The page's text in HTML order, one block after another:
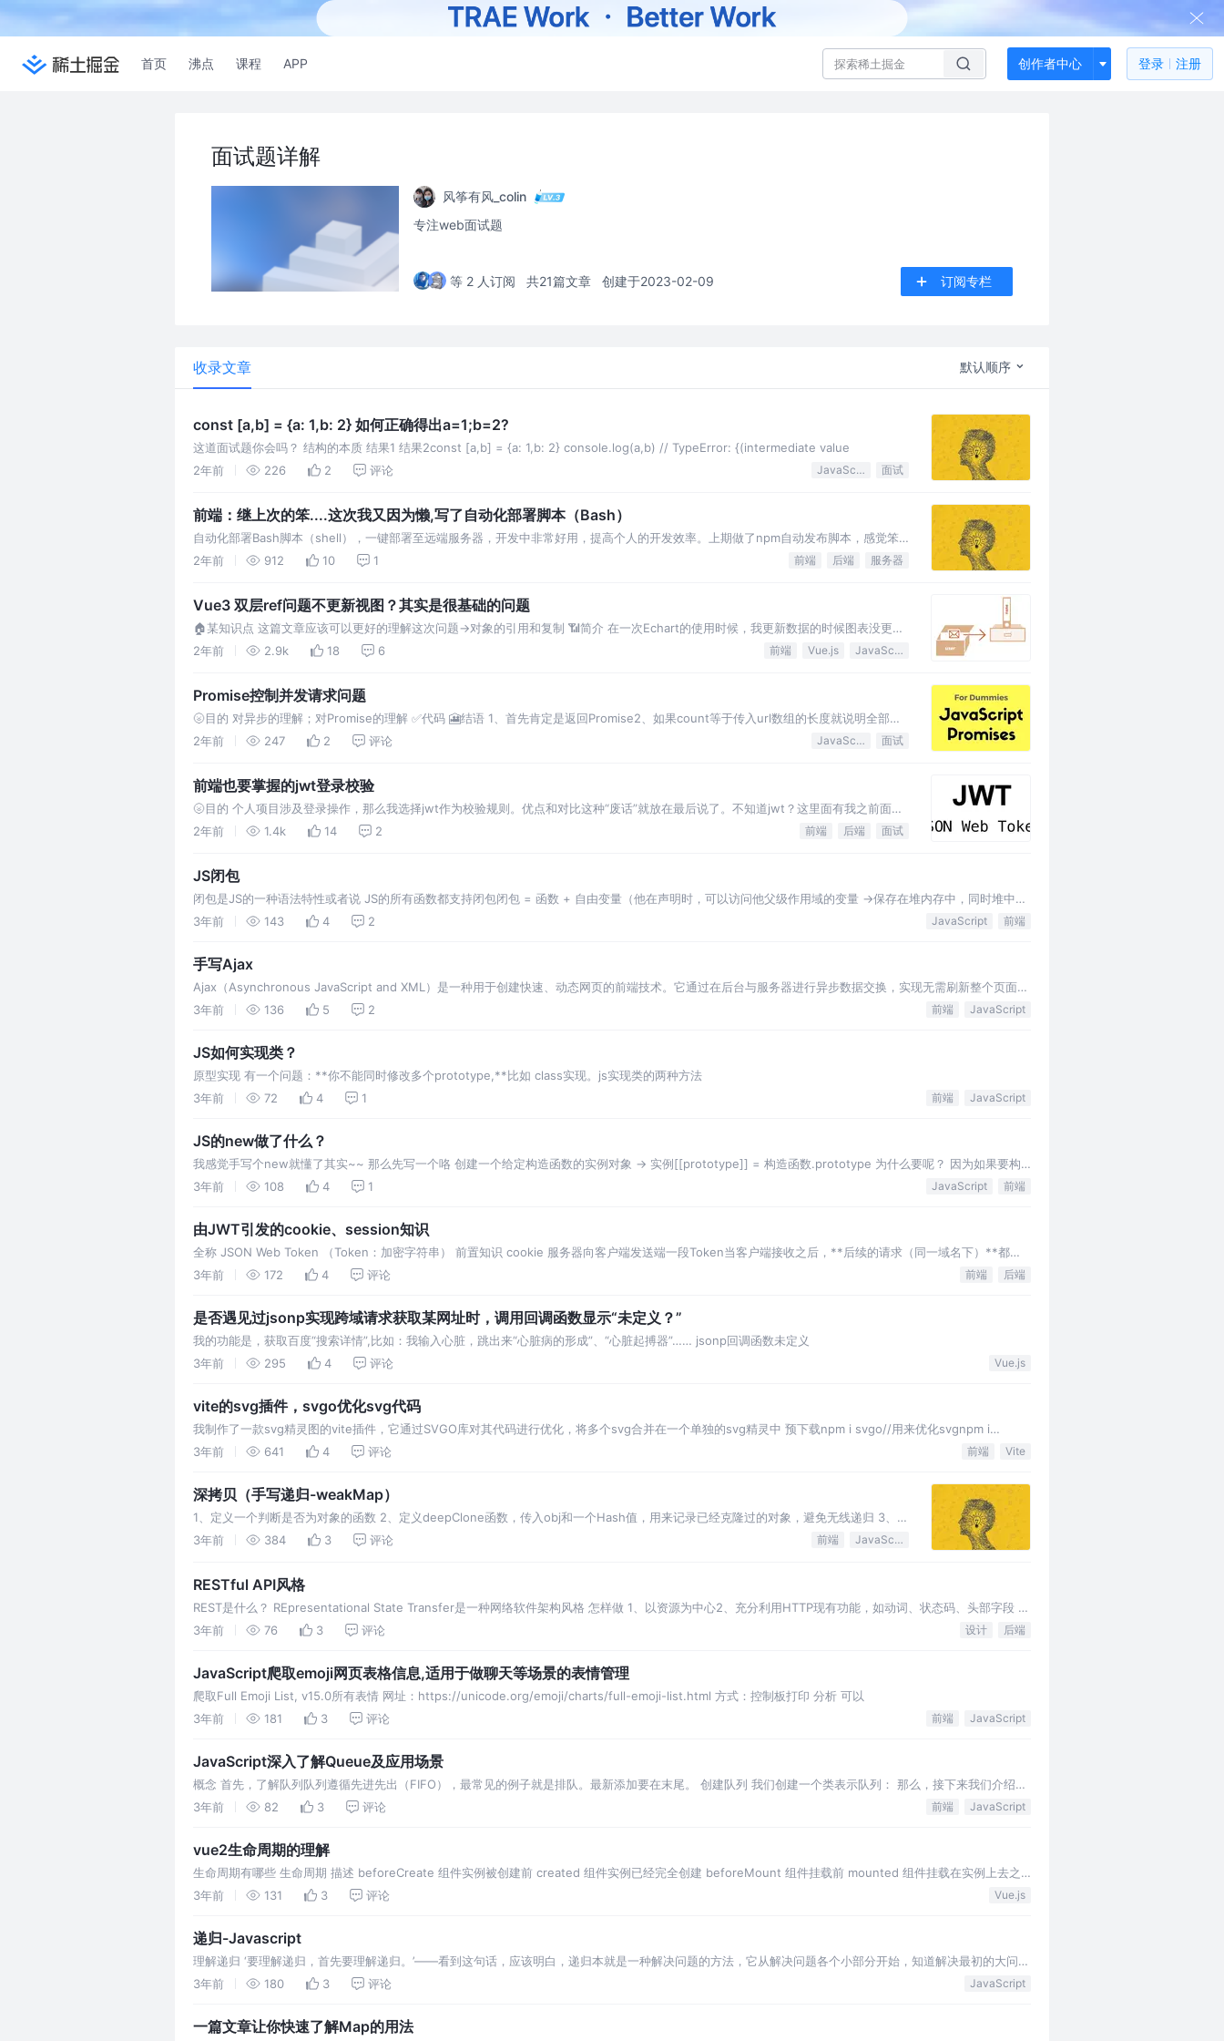
首页 沸点 课程 APP 创作者中心 登录 注册
面试题详解
风筝有风_colin
专注web面试题
等 2 人订阅 共21篇文章 创建于2023-02-09 订阅专栏
收录文章 默认顺序
const [a,b] = {a: 1,b: 2} 如何正确得出a=1;b=2?
这道面试题你会吗？ 结构的本质 结果1 结果2const [a,b] = {a: 1,b: 2} console.log(a,b) // TypeError: {(intermediate value
2年前
226 2 评论 JavaScript 面试
前端：继上次的笨....这次我又因为懒,写了自动化部署脚本（Bash）
自动化部署Bash脚本（shell），一键部署至远端服务器，开发中非常好用，提高个人的开发效率。上期做了npm自动发布脚本，感觉笨
笨哒...<br />近期又因为自己新开了一个项目，后端每写完一个接口
2年前 912 10 1 前端 后端 服务器
Vue3 双层ref问题不更新视图？其实是很基础的问题
🏠某知识点 这篇文章应该可以更好的理解这次问题->对象的引用和复制 📶简介 在一次Echart的使用时候，我更新数据的时候图表没更新
❓为什么说这个？ 简述 我在关键的数据里有一个引用外界数据的过程，
2年前 2.9k 18 6 前端 Vue.js JavaScript
Promise控制并发请求问题
🌝目的 对异步的理解；对Promise的理解 ✅代码 🎦结语 1、首先肯定是返回Promise2、如果count等于传入url数组的长度就说明全部执
行完，resolve抛出3、写一个请求函数reque
2年前 247 2 评论 JavaScript 面试
前端也要掌握的jwt登录校验
🌝目的 个人项目涉及登录操作，那么我选择jwt作为校验规则。优点和对比这种“废话”就放在最后说了。不知道jwt？这里面有我之前面试
前总结的一些知识。 ✅代码 环境：后端Express、前端任意框架都可
2年前 1.4k 14 2 前端 后端 面试
JS闭包
闭包是JS的一种语法特性或者说 JS的所有函数都支持闭包闭包 = 函数 + 自由变量（他在声明时，可以访问他父级作用域的变量 ->保存在堆内存中，同时堆中还
保留了对父级作用域的引用)当使用一个变量时，
3年前 143 4 2 JavaScript 前端
手写Ajax
Ajax（Asynchronous JavaScript and XML）是一种用于创建快速、动态网页的前端技术。它通过在后台与服务器进行异步数据交换，实现无需刷新整个页面的
局部更新。Ajax 使用
3年前 136 5 2 前端 JavaScript
JS如何实现类？
原型实现 有一个问题：**你不能同时修改多个prototype,**比如 class实现。js实现类的两种方法
3年前
72 4 1 前端 JavaScript
JS的new做了什么？
我感觉手写个new就懂了其实~~ 那么先写一个咯 创建一个给定构造函数的实例对象 -> 实例[[prototype]] = 构造函数.prototype 为什么要呢？ 因为如果要构
造很多实例，那么实例
3年前 108 4 1 JavaScript 前端
由JWT引发的cookie、session知识
全称 JSON Web Token （Token：加密字符串） 前置知识 cookie 服务器向客户端发送端一段Token当客户端接收之后，**后续的请求（同一域名下）**都要
带上这一段cookie：
3年前 172 4 评论 前端 后端
是否遇见过jsonp实现跨域请求获取某网址时，调用回调函数显示“未定义？”
我的功能是，获取百度“搜索详情”,比如：我输入心脏，跳出来“心脏病的形成”、“心脏起搏器”…… jsonp回调函数未定义
3年前
295 4 评论 Vue.js
vite的svg插件，svgo优化svg代码
我制作了一款svg精灵图的vite插件，它通过SVGO库对其代码进行优化，将多个svg合并在一个单独的svg精灵中 预下载npm i svgo//用来优化svgnpm i
svgstore//用来制作
3年前 641 4 评论 前端 Vite
深拷贝（手写递归-weakMap）
1、定义一个判断是否为对象的函数 2、定义deepClone函数，传入obj和一个Hash值，用来记录已经克隆过的对象，避免无线递归 3、如
果对象已经存在Hash表，则直接返回Hash表中该对象的克隆
3年前 384 3 评论 前端 JavaScript
RESTful API风格
REST是什么？ REpresentational State Transfer是一种网络软件架构风格 怎样做 1、以资源为中心2、充分利用HTTP现有功能，如动词、状态码、头部字段 举
例 例1： 请
3年前 76 3 评论 设计 后端
JavaScript爬取emoji网页表格信息,适用于做聊天等场景的表情管理
爬取Full Emoji List, v15.0所有表情 网址：https://unicode.org/emoji/charts/full-emoji-list.html 方式：控制板打印 分析 可以
3年前
181 3 评论 前端 JavaScript
JavaScript深入了解Queue及应用场景
概念 首先，了解队列队列遵循先进先出（FIFO），最常见的例子就是排队。最新添加要在末尾。 创建队列 我们创建一个类表示队列： 那么，接下来我们介绍一
下队列可用的方法： enqueue() 向队列末尾
3年前 82 3 评论 前端 JavaScript
vue2生命周期的理解
生命周期有哪些 生命周期 描述 beforeCreate 组件实例被创建前 created 组件实例已经完全创建 beforeMount 组件挂载前 mounted 组件挂载在实例上去之
后 befor
3年前 131 3 评论 Vue.js
递归-Javascript
理解递归 ‘要理解递归，首先要理解递归。’——看到这句话，应该明白，递归本就是一种解决问题的方法，它从解决问题各个小部分开始，知道解决最初的大问
题。常用与自身函数的调用。例如 这样的直接调用自身的方法
3年前 180 3 评论 JavaScript
一篇文章让你快速了解Map的用法